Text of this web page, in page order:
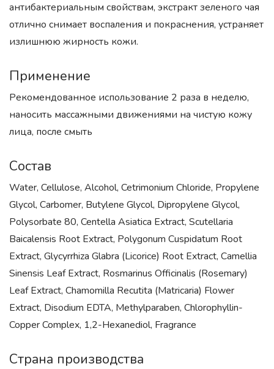
антибактериальным свойствам, экстракт зеленого чая
отлично снимает воспаления и покраснения, устраняет
излишнюю жирность кожи.
Применение
Рекомендованное использование 2 раза в неделю,
наносить массажными движениями на чистую кожу
лица, после смыть
Состав
Water, Cellulose, Alcohol, Cetrimonium Chloride, Propylene
Glycol, Carbomer, Butylene Glycol, Dipropylene Glycol,
Polysorbate 80, Centella Asiatica Extract, Scutellaria
Baicalensis Root Extract, Polygonum Cuspidatum Root
Extract, Glycyrrhiza Glabra (Licorice) Root Extract, Camellia
Sinensis Leaf Extract, Rosmarinus Officinalis (Rosemary)
Leaf Extract, Chamomilla Recutita (Matricaria) Flower
Extract, Disodium EDTA, Methylparaben, Chlorophyllin-
Copper Complex, 1,2-Hexanediol, Fragrance
Страна производства